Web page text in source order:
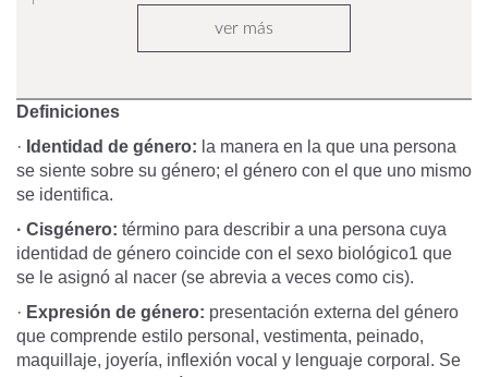
ver más
Definiciones
· Identidad de género: la manera en la que una persona
se siente sobre su género; el género con el que uno mismo
se identifica.
· Cisgénero: término para describir a una persona cuya
identidad de género coincide con el sexo biológico1 que
se le asignó al nacer (se abrevia a veces como cis).
· Expresión de género: presentación externa del género
que comprende estilo personal, vestimenta, peinado,
maquillaje, joyería, inflexión vocal y lenguaje corporal. Se